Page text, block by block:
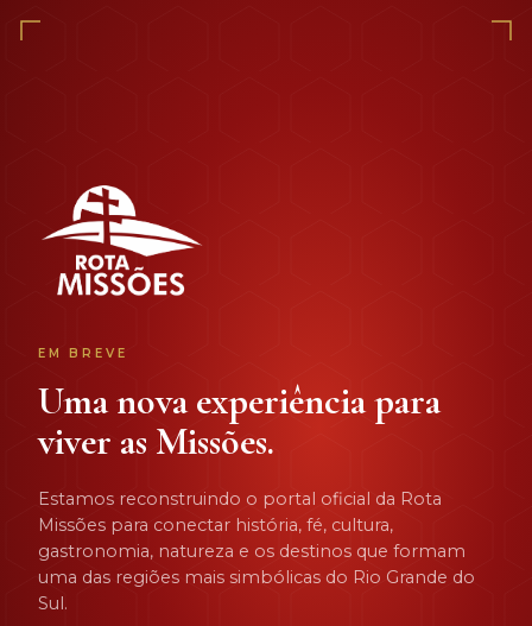
EM BREVE
Uma nova experiência para
viver as Missões.
Estamos reconstruindo o portal oficial da Rota
Missões para conectar história, fé, cultura,
gastronomia, natureza e os destinos que formam
uma das regiões mais simbólicas do Rio Grande do
Sul.